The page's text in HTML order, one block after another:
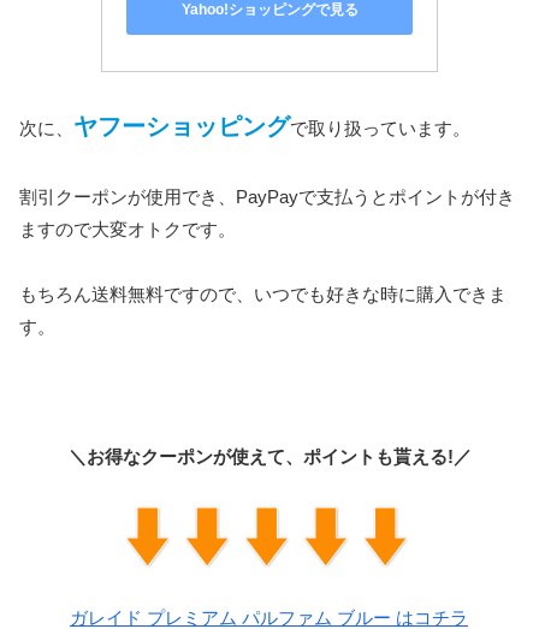
Yahoo!ショッピングで見る
次に、 ヤフーショッピングで取り扱っています。
割引クーポンが使用でき、PayPayで支払うとポイントが付き
ますので大変オトクです。
もちろん送料無料ですので、いつでも好きな時に購入できま
す。
＼お得なクーポンが使えて、ポイントも貰える!／
ガレイド プレミアム パルファム ブルー はコチラ